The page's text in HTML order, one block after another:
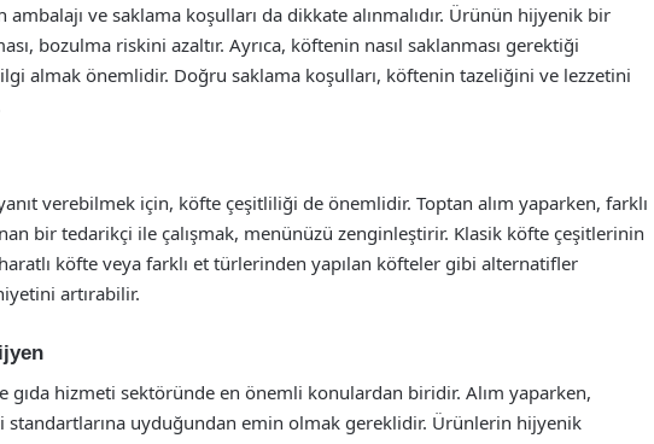
ambalajı ve saklama koşulları da dikkate alınmalıdır. Ürünün hijyenik bir
bozulma riskini azaltır. Ayrıca, köftenin nasıl saklanması gerektiği
almak önemlidir. Doğru saklama koşulları, köftenin tazeliğini ve lezzetini
verebilmek için, köfte çeşitliliği de önemlidir. Toptan alım yaparken, farklı
bir tedarikçi ile çalışmak, menünüzü zenginleştirir. Klasik köfte çeşitlerinin
köfte veya farklı et türlerinden yapılan köfteler gibi alternatifler
artırabilir.
gıda hizmeti sektöründe en önemli konulardan biridir. Alım yaparken,
standartlarına uyduğundan emin olmak gereklidir. Ürünlerin hijyenik